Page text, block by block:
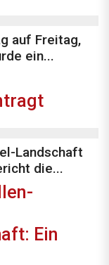
auf Freitag,
ein...
Landschaft
die...
Ein